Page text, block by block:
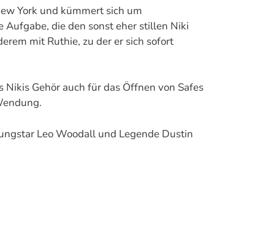
York und kümmert sich um
Aufgabe, die den sonst eher stillen Niki
mit Ruthie, zu der er sich sofort
Gehör auch für das Öffnen von Safes
Leo Woodall und Legende Dustin